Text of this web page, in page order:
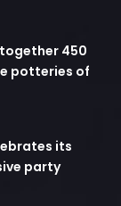
together 450
potteries of
its
party